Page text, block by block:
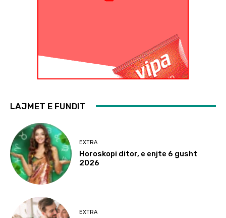
LAJMET E FUNDIT
EXTRA
Horoskopi ditor, e enjte 6 gusht
2026
EXTRA